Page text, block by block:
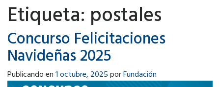
Etiqueta: postales
Concurso Felicitaciones
Navideñas 2025
Publicando en1 octubre, 2025porFundación